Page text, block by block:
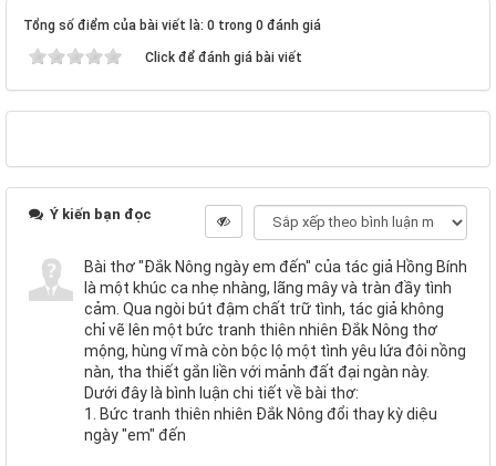
Tổng số điểm của bài viết là: 0 trong 0 đánh giá
Click để đánh giá bài viết
Ý kiến bạn đọc
Bài thơ "Đắk Nông ngày em đến" của tác giả Hồng Bính
là một khúc ca nhẹ nhàng, lãng mây và tràn đầy tình
cảm. Qua ngòi bút đậm chất trữ tình, tác giả không
chỉ vẽ lên một bức tranh thiên nhiên Đắk Nông thơ
mộng, hùng vĩ mà còn bộc lộ một tình yêu lứa đôi nồng
nàn, tha thiết gắn liền với mảnh đất đại ngàn này.
Dưới đây là bình luận chi tiết về bài thơ:
1. Bức tranh thiên nhiên Đắk Nông đổi thay kỳ diệu
ngày "em" đến